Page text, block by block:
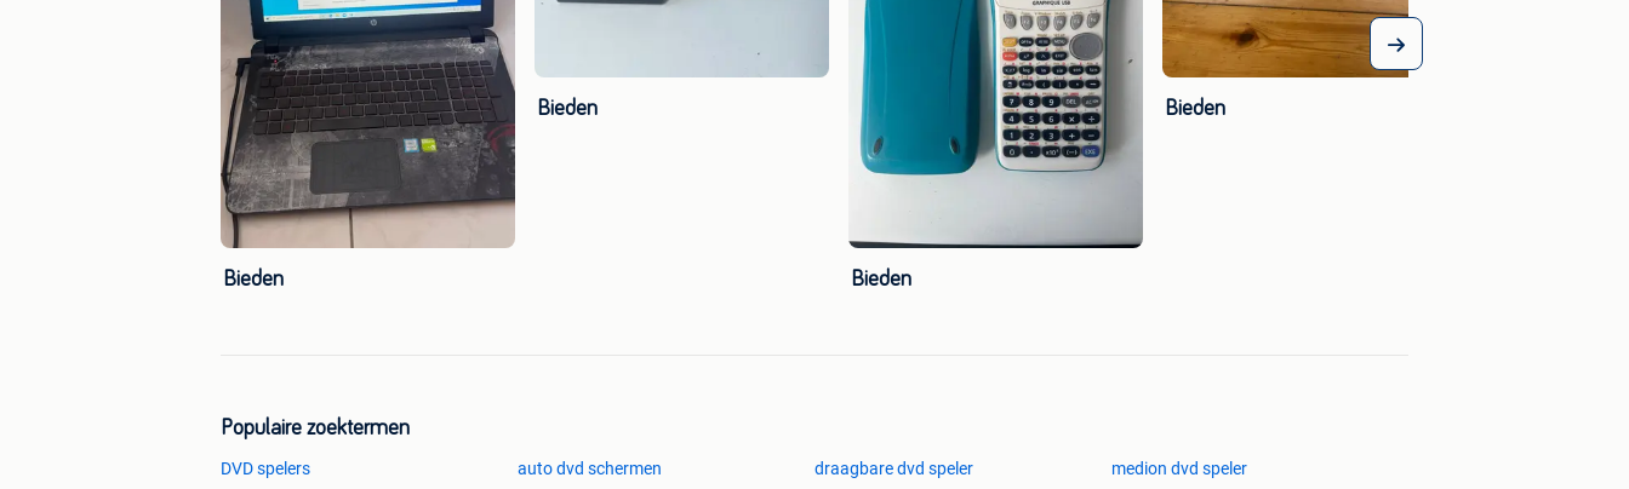
Bieden
Bieden
Bieden
Bieden
Populaire zoektermen
DVD spelers auto dvd schermen draagbare dvd speler
medion dvd speler